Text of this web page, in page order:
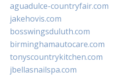
aguadulce-countryfair.com
jakehovis.com
bosswingsduluth.com
birminghamautocare.com
tonyscountrykitchen.com
jbellasnailspa.com